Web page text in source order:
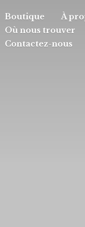
Boutique
À
Où nous trouver
Contactez-nous